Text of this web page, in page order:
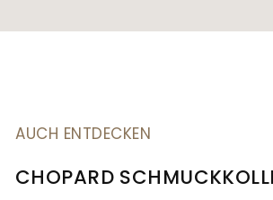
AUCH ENTDECKEN
CHOPARD